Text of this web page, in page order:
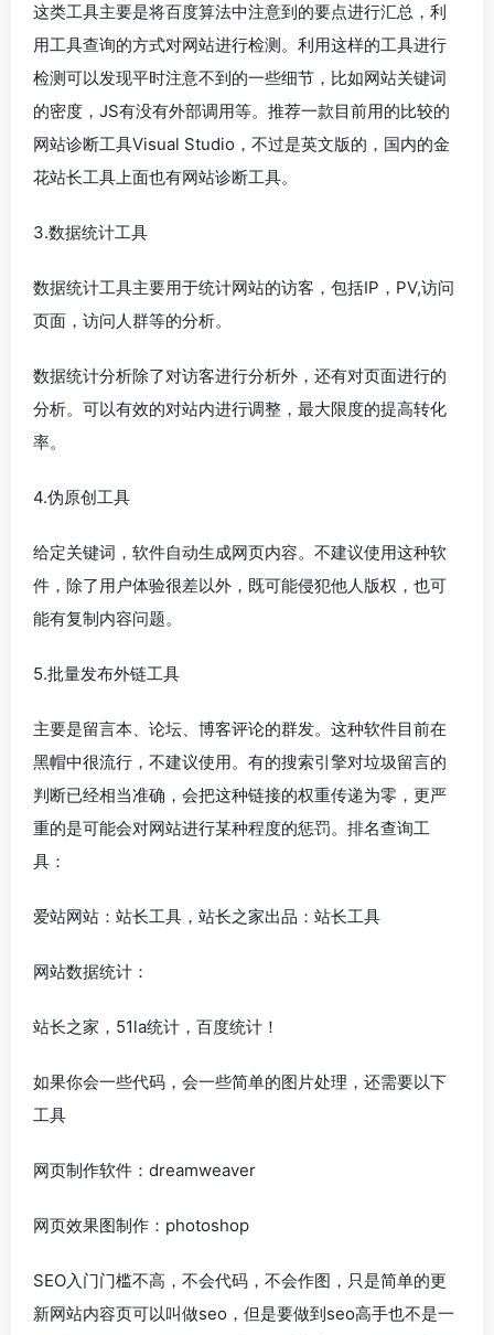
这类工具主要是将百度算法中注意到的要点进行汇总，利
用工具查询的方式对网站进行检测。利用这样的工具进行
检测可以发现平时注意不到的一些细节，比如网站关键词
的密度，JS有没有外部调用等。推荐一款目前用的比较的
网站诊断工具Visual Studio，不过是英文版的，国内的金
花站长工具上面也有网站诊断工具。
3.数据统计工具
数据统计工具主要用于统计网站的访客，包括IP，PV,访问
页面，访问人群等的分析。
数据统计分析除了对访客进行分析外，还有对页面进行的
分析。可以有效的对站内进行调整，最大限度的提高转化
率。
4.伪原创工具
给定关键词，软件自动生成网页内容。不建议使用这种软
件，除了用户体验很差以外，既可能侵犯他人版权，也可
能有复制内容问题。
5.批量发布外链工具
主要是留言本、论坛、博客评论的群发。这种软件目前在
黑帽中很流行，不建议使用。有的搜索引擎对垃圾留言的
判断已经相当准确，会把这种链接的权重传递为零，更严
重的是可能会对网站进行某种程度的惩罚。排名查询工
具：
爱站网站：站长工具，站长之家出品：站长工具
网站数据统计：
站长之家，51la统计，百度统计！
如果你会一些代码，会一些简单的图片处理，还需要以下
工具
网页制作软件：dreamweaver
网页效果图制作：photoshop
SEO入门门槛不高，不会代码，不会作图，只是简单的更
新网站内容页可以叫做seo，但是要做到seo高手也不是一